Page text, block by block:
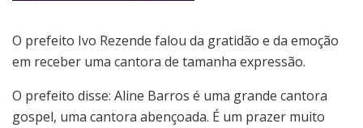
O prefeito Ivo Rezende falou da gratidão e da emoção
em receber uma cantora de tamanha expressão.
O prefeito disse: Aline Barros é uma grande cantora
gospel, uma cantora abençoada. É um prazer muito